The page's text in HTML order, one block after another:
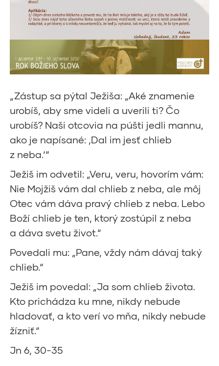
„Zástup sa pýtal Ježiša: „Aké znamenie
urobíš, aby sme videli a uverili ti? Čo
urobíš? Naši otcovia na púšti jedli mannu,
ako je napísané: ‚Dal im jesť chlieb
z neba.‘“
Ježiš im odvetil: „Veru, veru, hovorím vám:
Nie Mojžiš vám dal chlieb z neba, ale môj
Otec vám dáva pravý chlieb z neba. Lebo
Boží chlieb je ten, ktorý zostúpil z neba
a dáva svetu život.“
Povedali mu: „Pane, vždy nám dávaj taký
chlieb.“
Ježiš im povedal: „Ja som chlieb života.
Kto prichádza ku mne, nikdy nebude
hladovať, a kto verí vo mňa, nikdy nebude
žízniť.“
Jn 6, 30-35